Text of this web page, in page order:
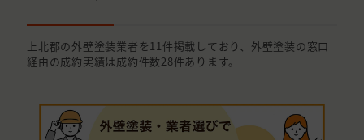
上北郡の外壁塗装業者を11件掲載しており、外壁塗装の窓口
経由の成約実績は成約件数28件あります。